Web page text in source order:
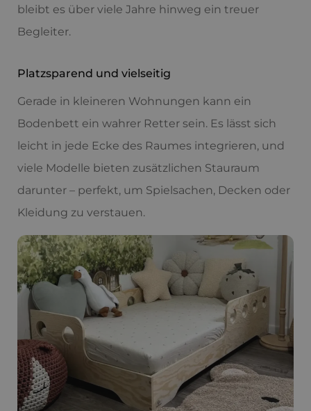
bleibt es über viele Jahre hinweg ein treuer
Begleiter.
Platzsparend und vielseitig
Gerade in kleineren Wohnungen kann ein
Bodenbett ein wahrer Retter sein. Es lässt sich
leicht in jede Ecke des Raumes integrieren, und
viele Modelle bieten zusätzlichen Stauraum
darunter – perfekt, um Spielsachen, Decken oder
Kleidung zu verstauen.